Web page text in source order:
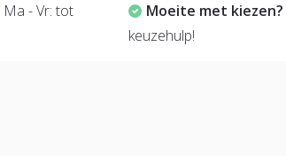
Ma - Vr: tot
Moeite met kiezen?
keuzehulp!